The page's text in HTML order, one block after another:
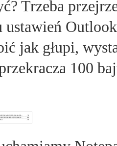
Trzeba
ustawień
jak głupi,
100